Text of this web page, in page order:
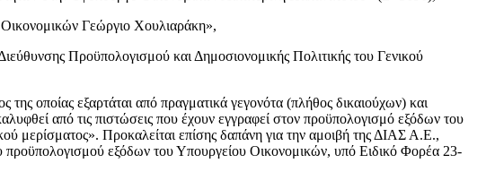
Γεώργιο Χουλιαράκη»,
Προϋπολογισμού και Δημοσιονομικής Πολιτικής του Γενικού
οποίας εξαρτάται από πραγματικά γεγονότα (πλήθος δικαιούχων) και
από τις πιστώσεις που έχουν εγγραφεί στον προϋπολογισμό εξόδων του
μερίσματος». Προκαλείται επίσης δαπάνη για την αμοιβή της ΔΙΑΣ Α.Ε.,
προϋπολογισμού εξόδων του Υπουργείου Οικονομικών, υπό Ειδικό Φορέα 23-